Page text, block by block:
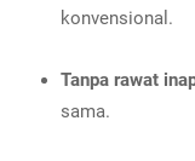
konvensional.
Tanpa rawat
sama.